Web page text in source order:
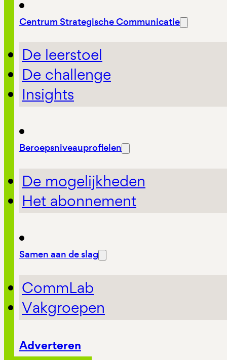
Centrum Strategische Communicatie
De leerstoel
De challenge
Insights
Beroepsniveauprofielen
De mogelijkheden
Het abonnement
Samen aan de slag
CommLab
Vakgroepen
Adverteren